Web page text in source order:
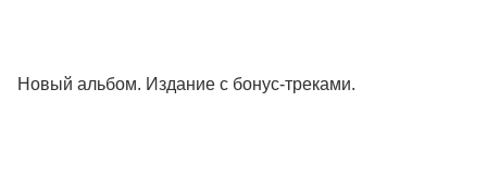
Новый альбом. Издание с бонус-треками.